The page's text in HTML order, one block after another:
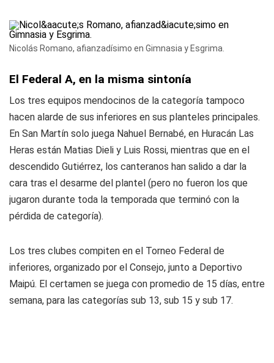
Nicolás Romano, afianzadísimo en Gimnasia y Esgrima.
El Federal A, en la misma sintonía
Los tres equipos mendocinos de la categoría tampoco
hacen alarde de sus inferiores en sus planteles principales.
En San Martín solo juega Nahuel Bernabé, en Huracán Las
Heras están Matias Dieli y Luis Rossi, mientras que en el
descendido Gutiérrez, los canteranos han salido a dar la
cara tras el desarme del plantel (pero no fueron los que
jugaron durante toda la temporada que terminó con la
pérdida de categoría).
Los tres clubes compiten en el Torneo Federal de
inferiores, organizado por el Consejo, junto a Deportivo
Maipú. El certamen se juega con promedio de 15 días, entre
semana, para las categorías sub 13, sub 15 y sub 17.